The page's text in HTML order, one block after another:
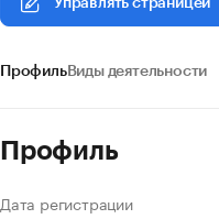
Управлять страницей
ПрофильВиды деятельности
Профиль
Дата регистрации